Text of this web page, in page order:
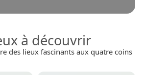
à découvrir
des lieux fascinants aux quatre coins